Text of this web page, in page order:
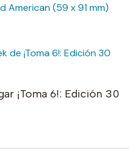
American (59 x 91 mm)
de ¡Toma 6!: Edición 30
¡Toma 6!: Edición 30